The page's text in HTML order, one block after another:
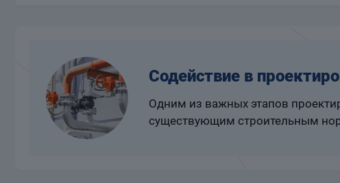
Содействие в
Одним из важных этапов
существующим строительным